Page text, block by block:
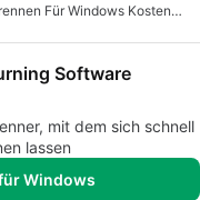
Cd Dvd Brennen Für Windows Kostenlos
Software
mit dem sich schnell
lassen
Windows